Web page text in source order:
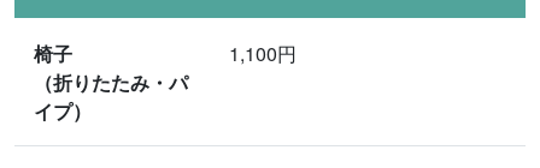
椅子
（折りたたみ・パ
イプ）
1,100円